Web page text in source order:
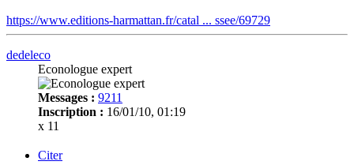
https://www.editions-harmattan.fr/catal ... ssee/69729
dedeleco
Econologue expert
Messages : 9211
Inscription : 16/01/10, 01:19
x 11
Citer